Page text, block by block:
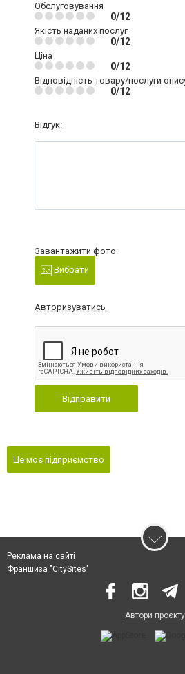
Обслуговування
0/12
Якість наданих послуг
0/12
Ціна
0/12
Відповідність товару/послуги
0/12
Відгук:
Завантажити фото:
Вибрати
Авторизуватись
Відправити
Це моє підприємство
Реклама на сайті
Франшиза "CitySites"
Автори проєкту